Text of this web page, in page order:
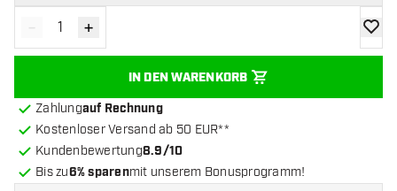
Menge verringern
- Menge erhöhen
+
IN DEN WARENKORB
Zur
Zahlungauf Rechnung
Kostenloser Versand ab 50 EUR**
Kundenbewertung8.9/10
Bis zu6% sparenmit unserem Bonusprogramm!